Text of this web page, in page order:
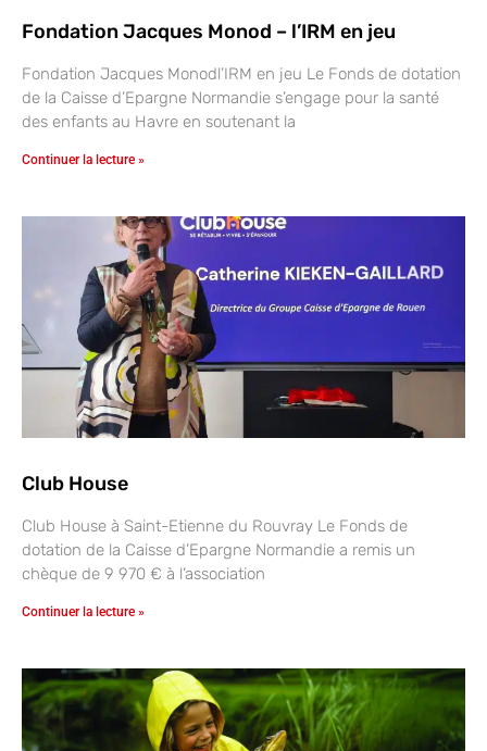
Fondation Jacques Monod – l’IRM en jeu
Fondation Jacques Monodl’IRM en jeu Le Fonds de dotation
de la Caisse d’Epargne Normandie s’engage pour la santé
des enfants au Havre en soutenant la
Continuer la lecture »
Club House
Club House à Saint-Etienne du Rouvray Le Fonds de
dotation de la Caisse d’Epargne Normandie a remis un
chèque de 9 970 € à l’association
Continuer la lecture »